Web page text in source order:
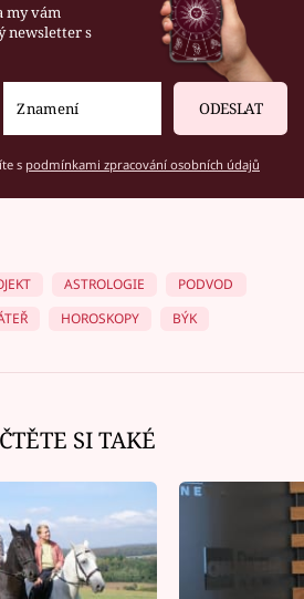
my vám
newsletter s
ODESLAT
s podmínkami zpracování osobních údajů
ASTROLOGIE
PODVOD
HOROSKOPY BÝK
SI TAKÉ